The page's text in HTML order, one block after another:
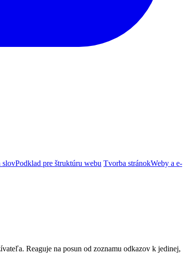
slovPodklad pre štruktúru webu Tvorba stránokWeby a e-
Reaguje na posun od zoznamu odkazov k jedinej,